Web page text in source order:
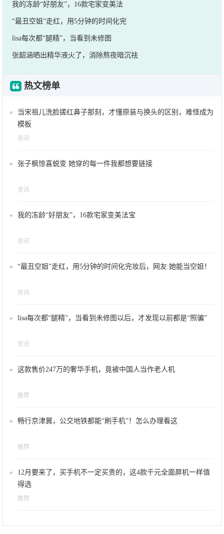
我的冻龄“好朋友”，16款宅家变美法
“最丑空姐”走红，用5分钟的时间化完
lisa每次都“腿精”，当看到未修图
张韶涵晒出精华液火了，消除熬夜暗沉祛
热文榜单
当宋祖儿洗脸搓红鼻子那刻，才懂原装与换头的区别，难怪成为
模板
资讯
张子枫惊喜蜕变 她穿的每一件我都想要链接
资讯
我的冻龄“好朋友”，16款宅家变美法宝
资讯
“最丑空姐”走红，用5分钟的时间化完妆后，网友:她能当空姐！
资讯
lisa每次都“腿精”，当看到未修图以后，才发现以前都是“照骗”
资讯
这款售价247万的奢华手机，竟被中国人当作老人机
推荐
畅行京津冀，公交地铁都能“刷手机”！怎么办理看这
推荐
12月要来了，买手机不一定买贵的，这4款千元全面屏机一样值
得选
推荐